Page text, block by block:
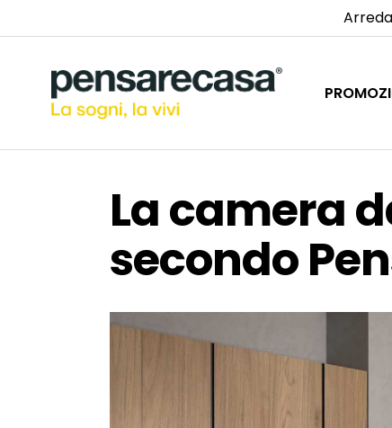
La camera
secondo